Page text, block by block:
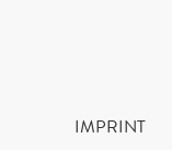
IMPRINT